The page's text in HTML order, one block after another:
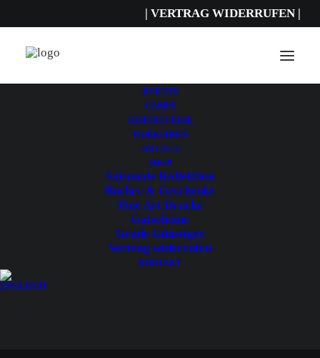
| VERTRAG WIDERRUFEN |
EVENTS
CAMPS
GEBURTSTAGE
WORKSHOPS
ARTISTS
SHOP
Saisonale Kollektion
Bücher & Geschenke
Fine Art Drucke
Gutscheine
Grade Günstiger
Vertrag widerrufen
KONTAKT